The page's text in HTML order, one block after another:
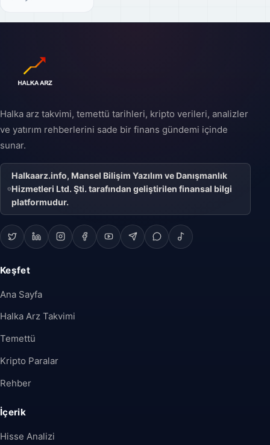
Halka arz takvimi, temettü tarihleri, kripto verileri, analizler
ve yatırım rehberlerini sade bir finans gündemi içinde
sunar.
Halkaarz.info, Mansel Bilişim Yazılım ve Danışmanlık
Hizmetleri Ltd. Şti. tarafından geliştirilen finansal bilgi
platformudur.
Keşfet
Ana Sayfa
Halka Arz Takvimi
Temettü
Kripto Paralar
Rehber
İçerik
Hisse Analizi